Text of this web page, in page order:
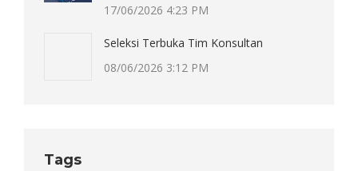
17/06/2026 4:23 PM
Seleksi Terbuka Tim Konsultan
08/06/2026 3:12 PM
Tags